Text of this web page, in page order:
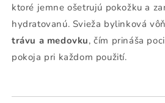
ktoré jemne ošetrujú pokožku a
hydratovanú. Svieža bylinková
trávu a medovku, čím prináša
pokoja pri každom použití.